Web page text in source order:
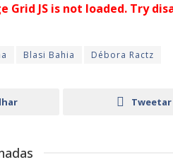
Grid JS is not loaded. Try
Blasi Bahia Débora Ractz
Tweetar